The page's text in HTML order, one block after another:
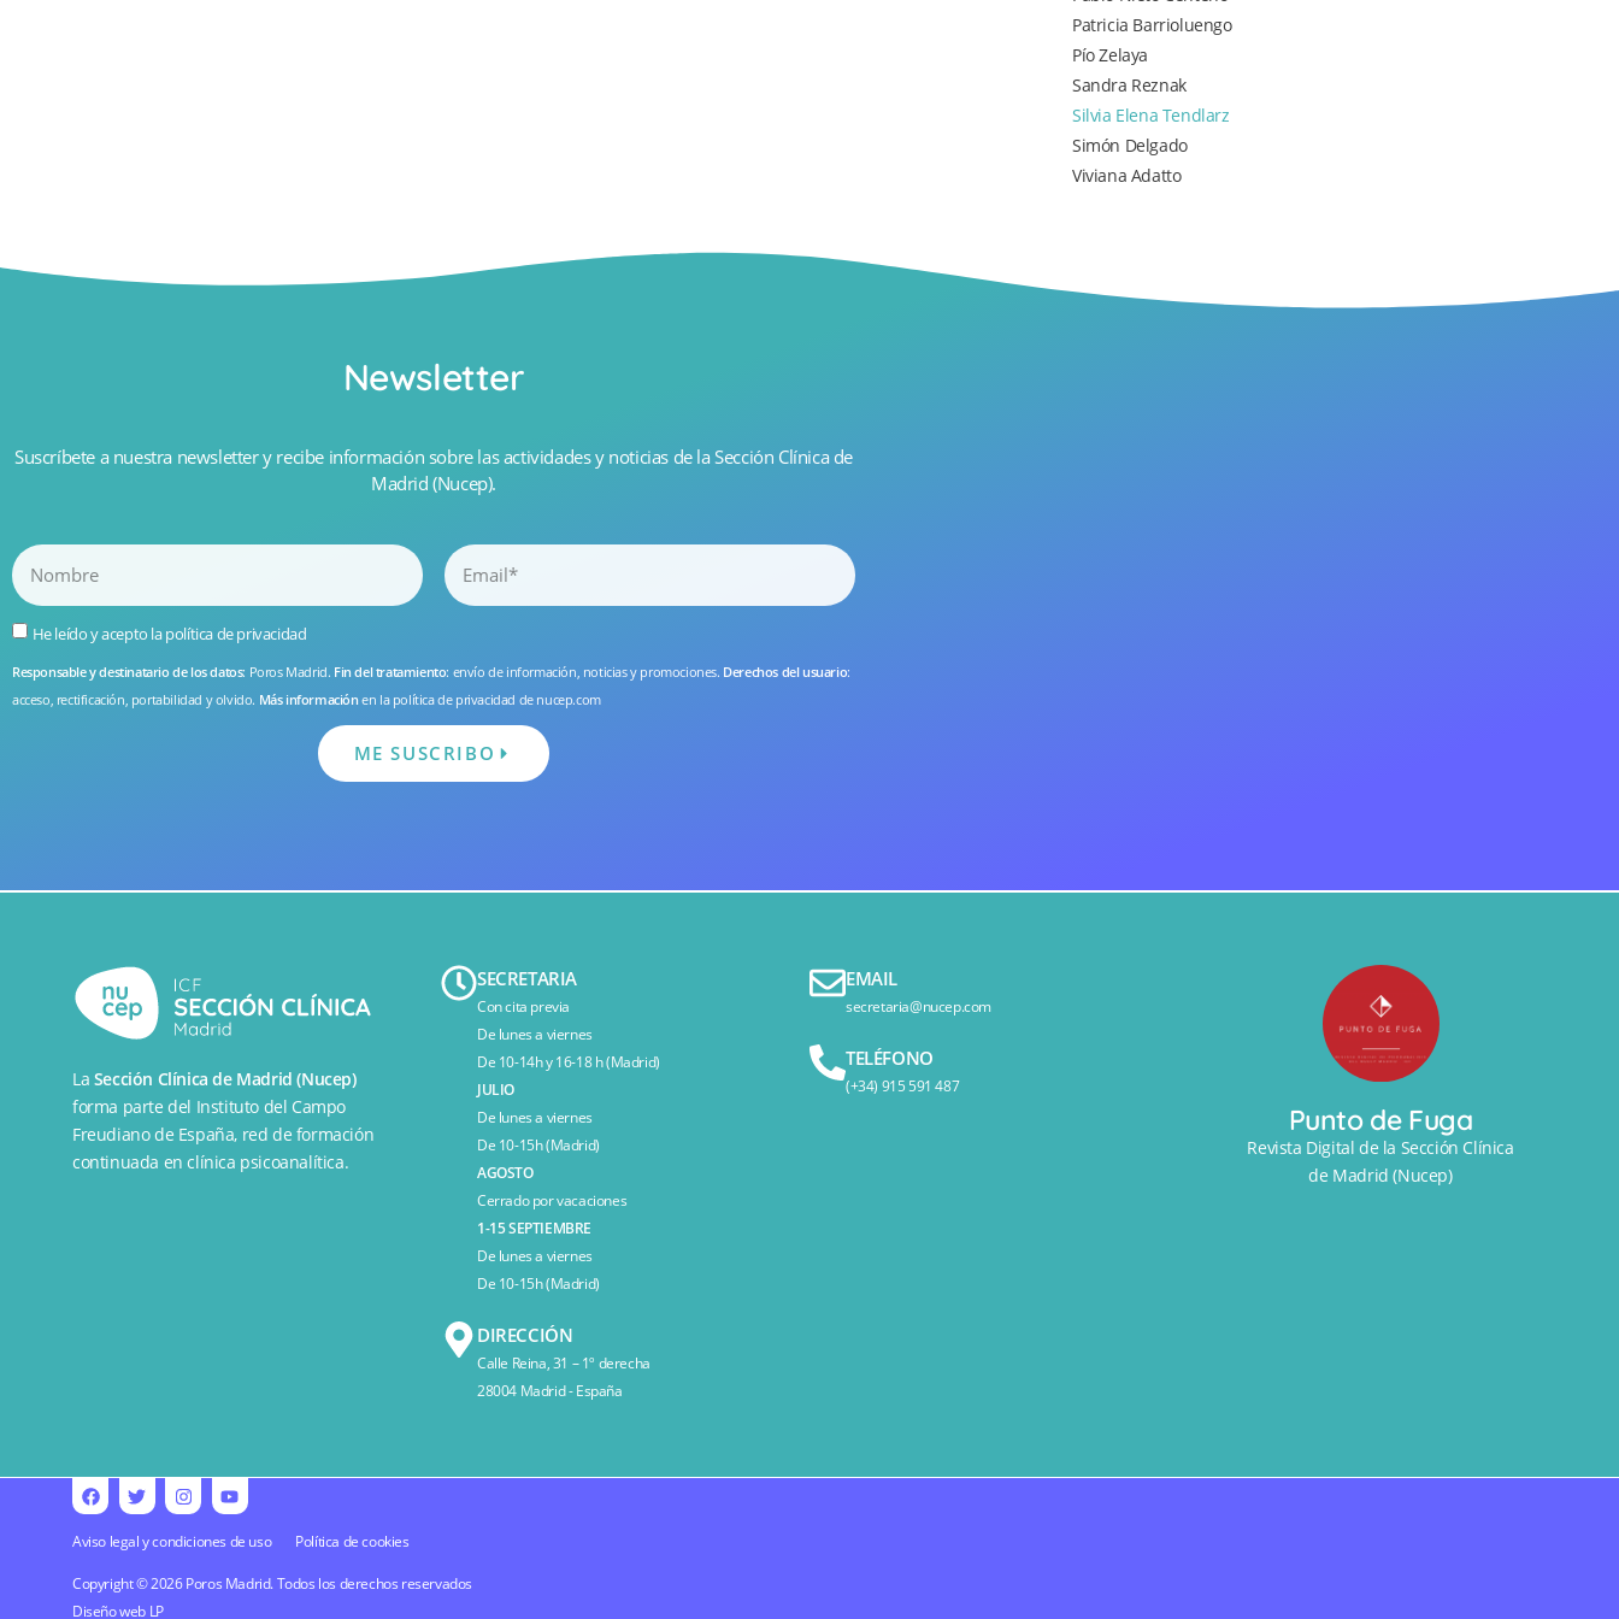
Patricia Barrioluengo
Pío Zelaya
Sandra Reznak
Silvia Elena Tendlarz
Simón Delgado
Viviana Adatto
Newsletter
Suscríbete a nuestra newsletter y recibe información sobre las actividades y noticias de la Sección Clínica de
Madrid (Nucep).
He leído y acepto lapolítica de privacidad
Responsable y destinatario de los datos: Poros Madrid. Fin del tratamiento: envío de información, noticias y promociones. Derechos del usuario:
acceso, rectificación, portabilidad y olvido. Más información en la política de privacidad de nucep.com
ME SUSCRIBO
La Sección Clínica de Madrid (Nucep)
forma parte del Instituto del Campo
Freudiano de España, red de formación
continuada en clínica psicoanalítica.
SECRETARIA
Con cita previa
De lunes a viernes
De 10-14h y 16-18 h (Madrid)
JULIO
De lunes a viernes
De 10-15h (Madrid)
AGOSTO
Cerrado por vacaciones
1-15 SEPTIEMBRE
De lunes a viernes
De 10-15h (Madrid)
DIRECCIÓN
Calle Reina, 31 – 1º derecha
28004 Madrid - España
EMAIL
secretaria@nucep.com
TELÉFONO
(+34) 915 591 487
Punto de Fuga
Revista Digital de la Sección Clínica
de Madrid (Nucep)
Aviso legal y condiciones de uso Política de cookies
Copyright © 2026 Poros Madrid. Todos los derechos reservados
Diseño web LP